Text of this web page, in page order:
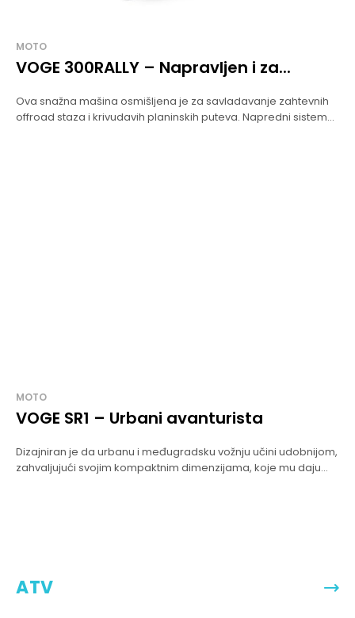
MOTO
VOGE 300RALLY – Napravljen i za...
Ova snažna mašina osmišljena je za savladavanje zahtevnih
offroad staza i krivudavih planinskih puteva. Napredni sistem...
MOTO
VOGE SR1 – Urbani avanturista
Dizajniran je da urbanu i međugradsku vožnju učini udobnijom,
zahvaljujući svojim kompaktnim dimenzijama, koje mu daju...
ATV